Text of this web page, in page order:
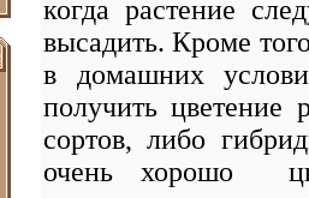
когда растение
высадить. Кроме
в домашних
получить цветение
сортов, либо
очень хорошо